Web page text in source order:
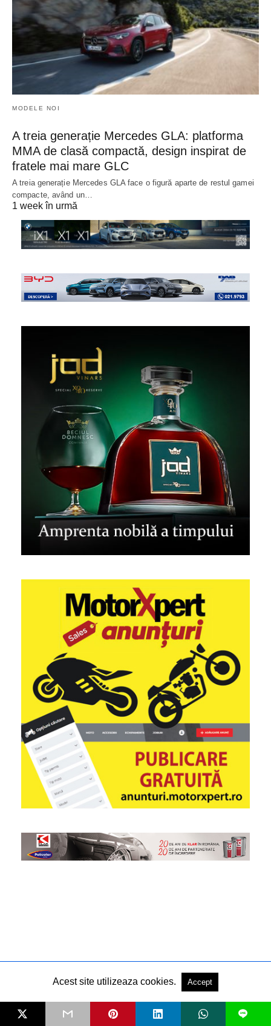
MODELE NOI
A treia generație Mercedes GLA: platforma
MMA de clasă compactă, design inspirat de
fratele mai mare GLC
A treia generație Mercedes GLA face o figură aparte de restul gamei
compacte, având un…
1 week în urmă
Acest site utilizeaza cookies. Accept